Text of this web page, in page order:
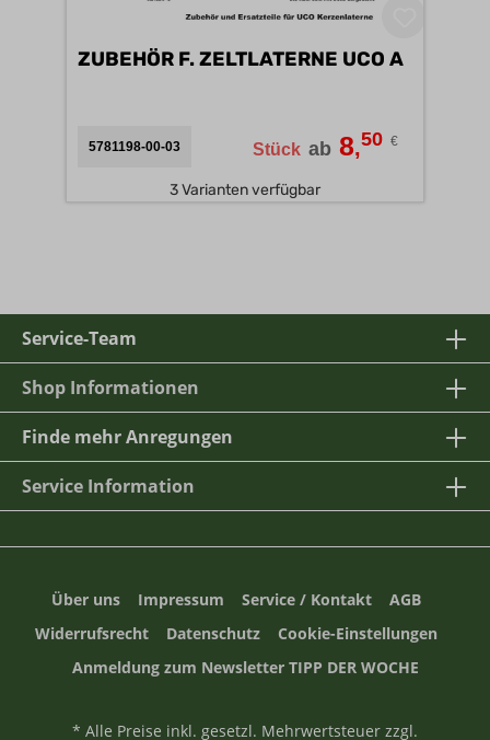
ZUBEHÖR F. ZELTLATERNE UCO A
5781198-00-03 Stück ab 8,50 €
3 Varianten verfügbar
Service-Team
Shop Informationen
Finde mehr Anregungen
Service Information
Über uns Impressum Service / Kontakt
AGB
Widerrufsrecht
Datenschutz
Cookie-Einstellungen
Anmeldung zum Newsletter TIPP DER WOCHE
* Alle Preise inkl. gesetzl. Mehrwertsteuer zzgl.